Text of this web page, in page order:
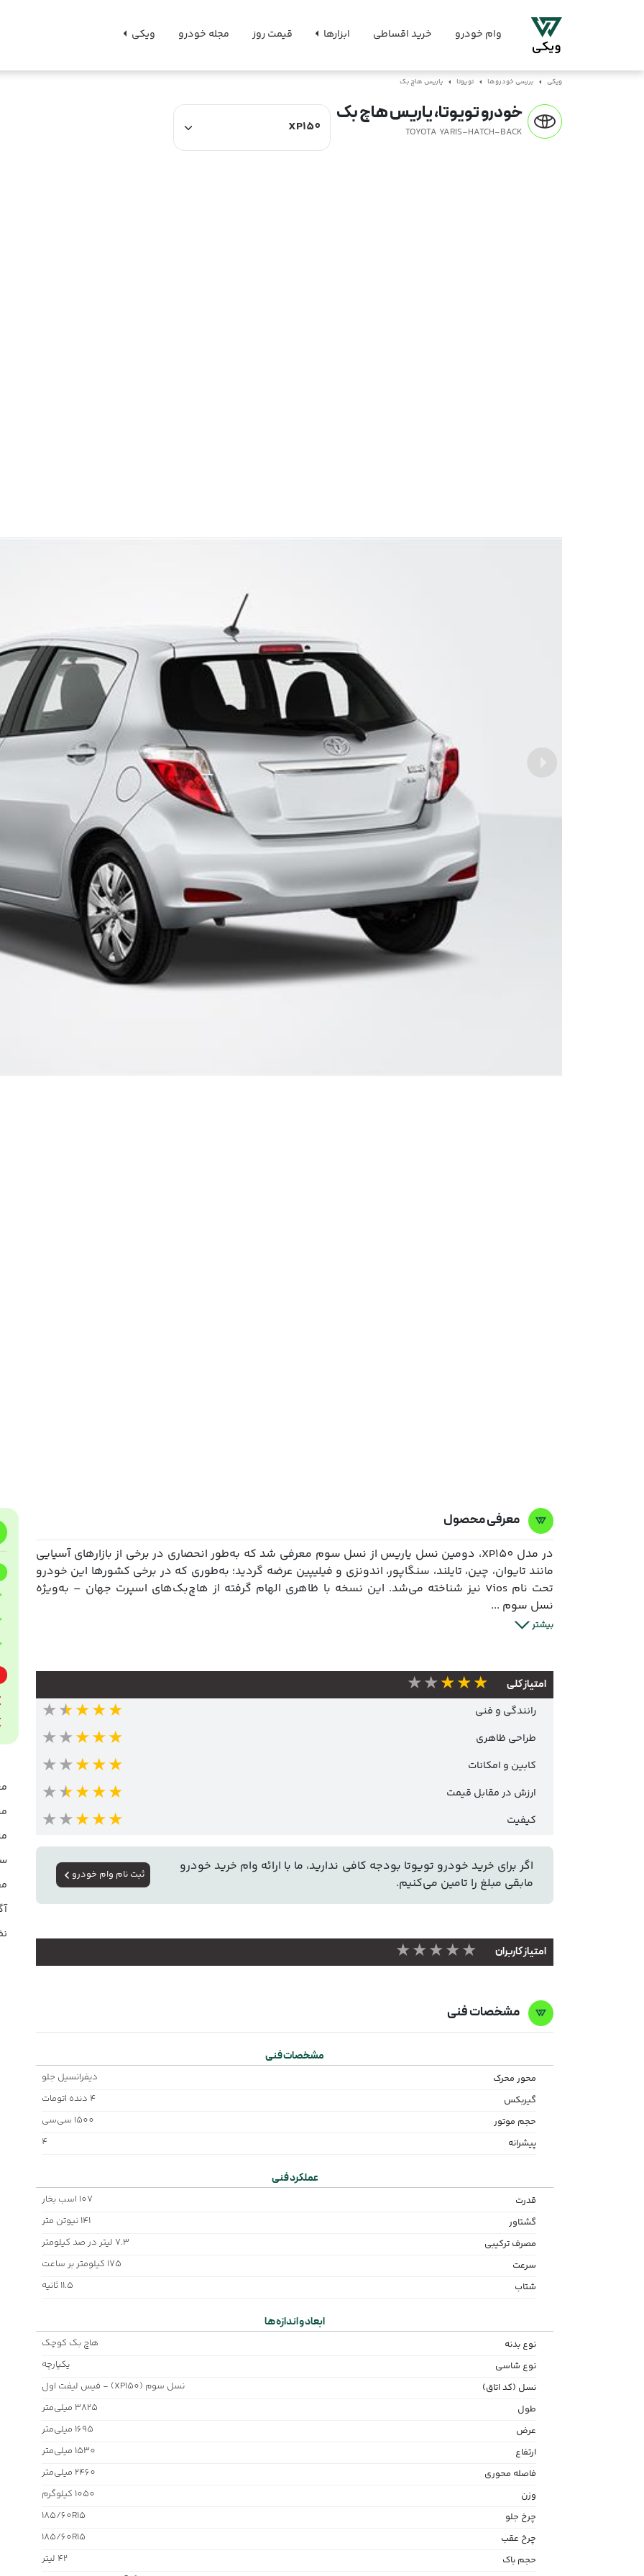
وام خودرو خرید اقساطی ابزارها قیمت روز مجله خودرو ویکی
ویکی بررسی خودروها تویوتا یاریس هاچ بک
خودرو تویوتا، یاریس هاچ بک
TOYOTA YARIS-HATCH-BACK
معرفی محصول
در مدل XP150، دومین نسل یاریس از نسل سوم معرفی شد که به‌طور انحصاری در برخی از بازارهای آسیایی
مانند تایوان، چین، تایلند، سنگاپور، اندونزی و فیلیپین عرضه گردید؛ به‌طوری که در برخی کشورها این خودرو
تحت نام Vios نیز شناخته می‌شد. این نسخه با ظاهری الهام گرفته از هاچ‌بک‌های اسپرت جهان – به‌ویژه
نسل سوم ...
بیشتر
امتیاز کلی ★★★★★
رانندگی و فنی ★★★★★
طراحی ظاهری ★★★★★
کابین و امکانات ★★★★★
ارزش در مقابل قیمت ★★★★★
کیفیت ★★★★★
اگر برای خرید خودرو تویوتا بودجه کافی ندارید، ما با ارائه وام خرید خودرو
مابقی مبلغ را تامین می‌کنیم.
ثبت نام وام خودرو
امتیاز کاربران ★★★★★
مشخصات فنی
مشخصات فنی
محور محرک
دیفرانسیل جلو
گیربکس
4 دنده اتومات
حجم موتور
1500 سی‌سی
پیشرانه
4
عملکرد فنی
قدرت
107 اسب بخار
گشتاور
141 نیوتن متر
مصرف ترکیبی
7.3 لیتر در صد کیلومتر
سرعت
175 کیلومتر بر ساعت
شتاب
11.5 ثانیه
ابعاد و اندازه ها
نوع بدنه
هاچ بک کوچک
نوع شاسی
یکپارچه
نسل (کد اتاق)
نسل سوم (XP150) - فیس لیفت اول
طول
3825 میلی‌متر
عرض
1695 میلی‌متر
ارتفاع
1530 میلی‌متر
فاصله محوری
2460 میلی‌متر
وزن
1050 کیلوگرم
چرخ جلو
185/60R15
چرخ عقب
185/60R15
حجم باک
42 لیتر